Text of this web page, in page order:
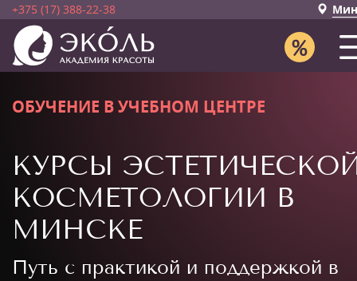
+375 (17) 388-22-38
ОБУЧЕНИЕ В УЧЕБНОМ ЦЕНТРЕ
КУРСЫ
КОСМЕТОЛОГИИ В
МИНСКЕ
Путь с практикой и поддержкой в